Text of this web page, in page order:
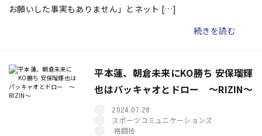
お願いした事実もありません」とネット […]
続きを読む
平本蓮、朝倉未来にKO勝ち 安保瑠輝
也はパッキャオとドロー 〜RIZIN〜
2024.07.28
スポーツコミュニケーションズ
格闘技